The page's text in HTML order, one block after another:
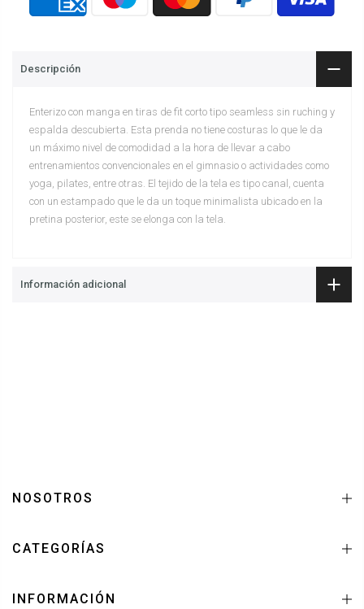
Descripción
Enterizo con manga en tiras de fit corto tipo seamless sin ruching y
espalda descubierta. Esta prenda no tiene costuras lo que le da
un máximo nivel de comodidad a la hora de llevar a cabo
entrenamientos convencionales en el gimnasio o actividades como
yoga, pilates, entre otras. El tejido de la tela es tipo canal, cuenta
con un estampado que le da un toque minimalista ubicado en la
pretina posterior, este se elonga con la tela.
Información adicional
NOSOTROS
CATEGORÍAS
INFORMACIÓN